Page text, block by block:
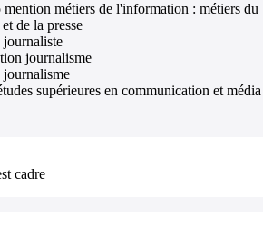
métiers de l'information : métiers du
de la presse
journalisme
supérieures en communication et média
cadre